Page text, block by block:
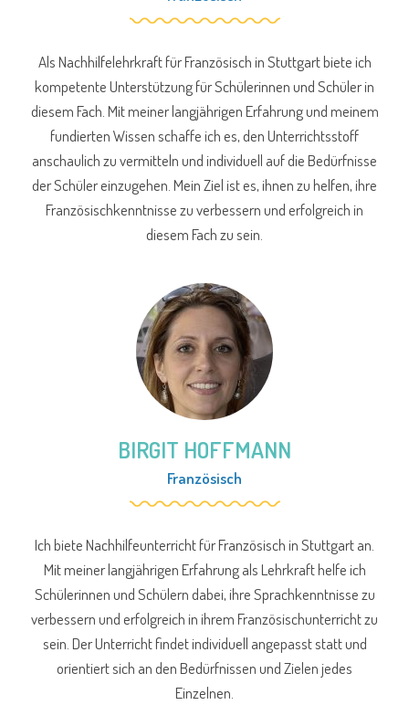
Als Nachhilfelehrkraft für Französisch in Stuttgart biete ich
kompetente Unterstützung für Schülerinnen und Schüler in
diesem Fach. Mit meiner langjährigen Erfahrung und meinem
fundierten Wissen schaffe ich es, den Unterrichtsstoff
anschaulich zu vermitteln und individuell auf die Bedürfnisse
der Schüler einzugehen. Mein Ziel ist es, ihnen zu helfen, ihre
Französischkenntnisse zu verbessern und erfolgreich in
diesem Fach zu sein.
BIRGIT HOFFMANN
Französisch
Ich biete Nachhilfeunterricht für Französisch in Stuttgart an.
Mit meiner langjährigen Erfahrung als Lehrkraft helfe ich
Schülerinnen und Schülern dabei, ihre Sprachkenntnisse zu
verbessern und erfolgreich in ihrem Französischunterricht zu
sein. Der Unterricht findet individuell angepasst statt und
orientiert sich an den Bedürfnissen und Zielen jedes
Einzelnen.